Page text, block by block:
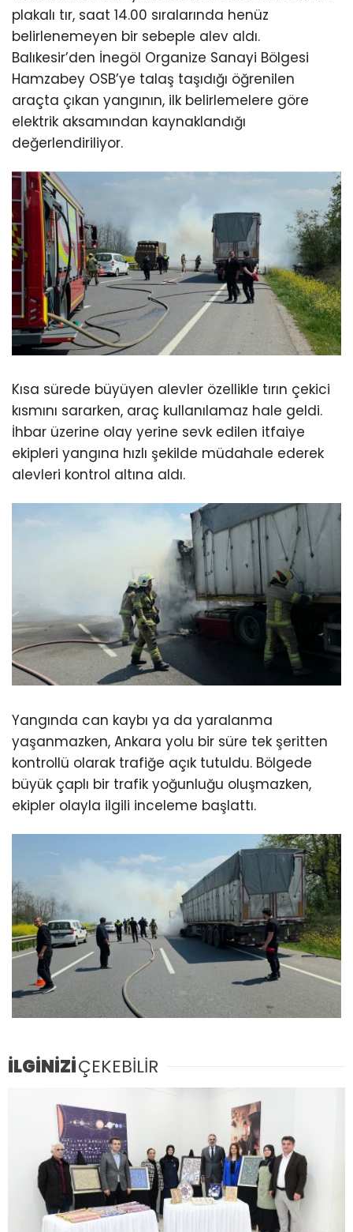
plakalı tır, saat 14.00 sıralarında henüz
belirlenemeyen bir sebeple alev aldı.
Balıkesir’den İnegöl Organize Sanayi Bölgesi
Hamzabey OSB’ye talaş taşıdığı öğrenilen
araçta çıkan yangının, ilk belirlemelere göre
elektrik aksamından kaynaklandığı
değerlendiriliyor.
Kısa sürede büyüyen alevler özellikle tırın çekici
kısmını sararken, araç kullanılamaz hale geldi.
İhbar üzerine olay yerine sevk edilen itfaiye
ekipleri yangına hızlı şekilde müdahale ederek
alevleri kontrol altına aldı.
Yangında can kaybı ya da yaralanma
yaşanmazken, Ankara yolu bir süre tek şeritten
kontrollü olarak trafiğe açık tutuldu. Bölgede
büyük çaplı bir trafik yoğunluğu oluşmazken,
ekipler olayla ilgili inceleme başlattı.
İLGİNİZİÇEKEBİLİR